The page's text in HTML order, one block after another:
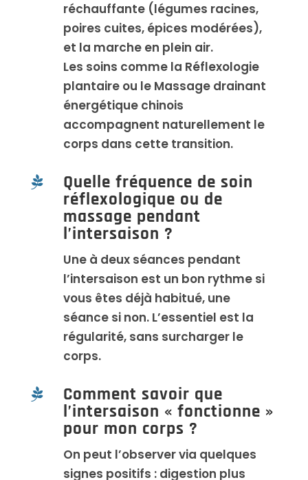
réchauffante (légumes racines,
poires cuites, épices modérées),
et la marche en plein air.
Les soins comme la Réflexologie
plantaire ou le Massage drainant
énergétique chinois
accompagnent naturellement le
corps dans cette transition.
 Quelle fréquence de soin
réflexologique ou de
massage pendant
l’intersaison ?
Une à deux séances pendant
l’intersaison est un bon rythme si
vous êtes déjà habitué, une
séance si non. L’essentiel est la
régularité, sans surcharger le
corps.
 Comment savoir que
l’intersaison « fonctionne »
pour mon corps ?
On peut l’observer via quelques
signes positifs : digestion plus